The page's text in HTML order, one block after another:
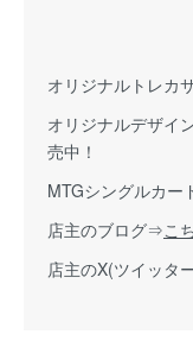
オリジナルトレカ
オリジナルデザイ
売中！
MTGシングルカー
店主のブログ⇒こ
店主のX(ツイッタ